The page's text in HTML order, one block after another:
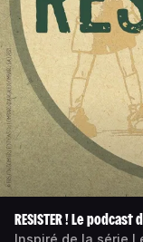
RESISTER ! Le
Inspiré de la série